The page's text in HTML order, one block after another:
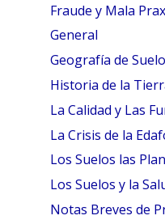
Fraude y Mala
General
Geografía de
Historia de la
La Calidad y Las
La Crisis de la
Los Suelos las
Los Suelos y la
Notas Breves de